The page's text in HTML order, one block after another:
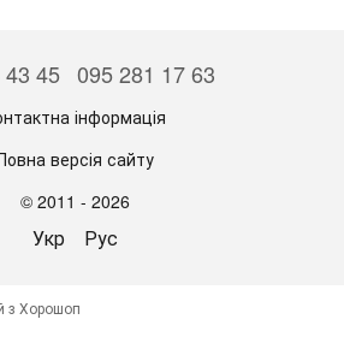
45 095 281 17 63
інформація
версія сайту
© 2011 - 2026
Укр Рус
з Хорошоп